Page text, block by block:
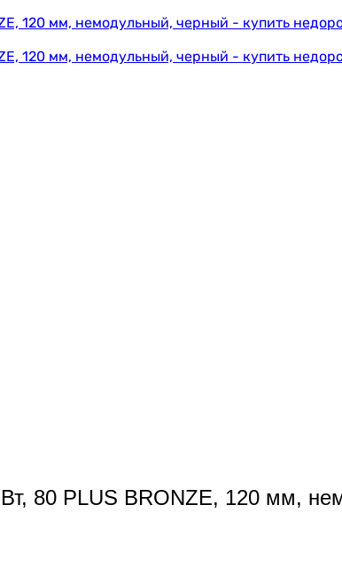
80 PLUS BRONZE, 120 мм,